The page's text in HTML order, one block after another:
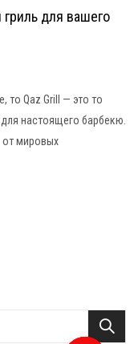
для вашего
то Qaz Grill — это то
настоящего барбекю.
от мировых